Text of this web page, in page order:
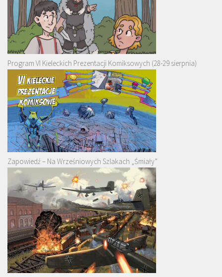
Program VI Kieleckich Prezentacji Komiksowych (28-29 sierpnia)
Zapowiedź – Na Wrześniowych Szlakach „Śmiały”